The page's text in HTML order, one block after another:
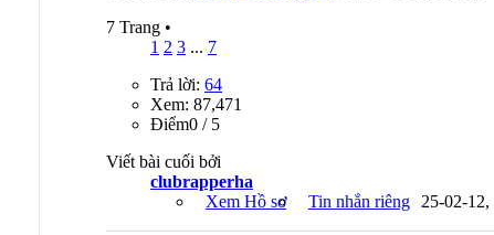
7 Trang •
1 2 3 ... 7
Trả lời: 64
Xem: 87,471
Ðiểm0 / 5
Viết bài cuối bởi
clubrapperha
Xem Hồ sơ
Tin nhắn riêng 25-02-12,